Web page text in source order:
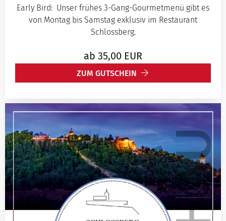
Early Bird: Unser frühes 3-Gang-Gourmetmenü gibt es
von Montag bis Samstag exklusiv im Restaurant
Schlossberg.
ab 35,00 EUR
ZUM GUTSCHEIN